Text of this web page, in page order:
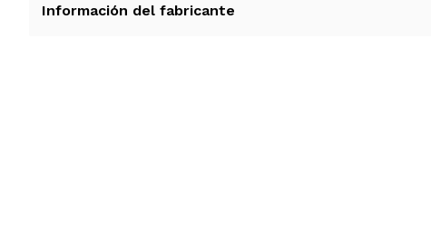
Información del fabricante